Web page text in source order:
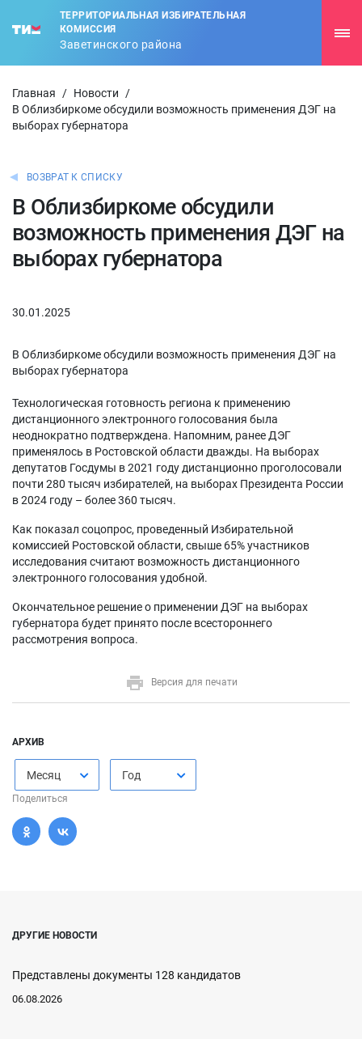
ТЕРРИТОРИАЛЬНАЯ ИЗБИРАТЕЛЬНАЯ
КОМИССИЯ
Заветинского района
Главная / Новости
/
В Облизбиркоме обсудили возможность применения ДЭГ на
выборах губернатора
ВОЗВРАТ К СПИСКУ
В Облизбиркоме обсудили
возможность применения ДЭГ на
выборах губернатора
30.01.2025
В Облизбиркоме обсудили возможность применения ДЭГ на
выборах губернатора
Технологическая готовность региона к применению
дистанционного электронного голосования была
неоднократно подтверждена. Напомним, ранее ДЭГ
применялось в Ростовской области дважды. На выборах
депутатов Госдумы в 2021 году дистанционно проголосовали
почти 280 тысяч избирателей, на выборах Президента России
в 2024 году – более 360 тысяч.
Как показал соцопрос, проведенный Избирательной
комиссией Ростовской области, свыше 65% участников
исследования считают возможность дистанционного
электронного голосования удобной.
Окончательное решение о применении ДЭГ на выборах
губернатора будет принято после всестороннего
рассмотрения вопроса.
Версия для печати
АРХИВ
Месяц Год
Поделиться
ДРУГИЕ НОВОСТИ
Представлены документы 128 кандидатов
06.08.2026